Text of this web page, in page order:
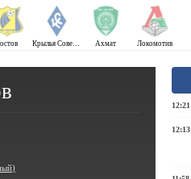
Крылья Советов Ахмат Локомотив
)
12:21
12:13